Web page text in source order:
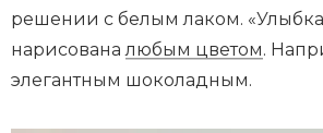
решении с белым лаком.
нарисована любым цветом.
элегантным шоколадным.